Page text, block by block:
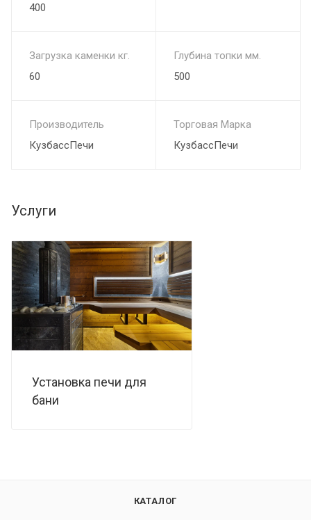
400
Загрузка каменки кг.
60
Глубина топки мм.
500
Производитель
КузбассПечи
Торговая Марка
КузбассПечи
Услуги
Установка печи для
бани
КАТАЛОГ